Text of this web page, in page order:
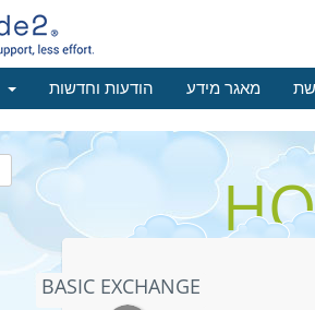
הודעות וחדשות מאגר מידע
BASIC EXCHANGE
BASIC EXCHANGE